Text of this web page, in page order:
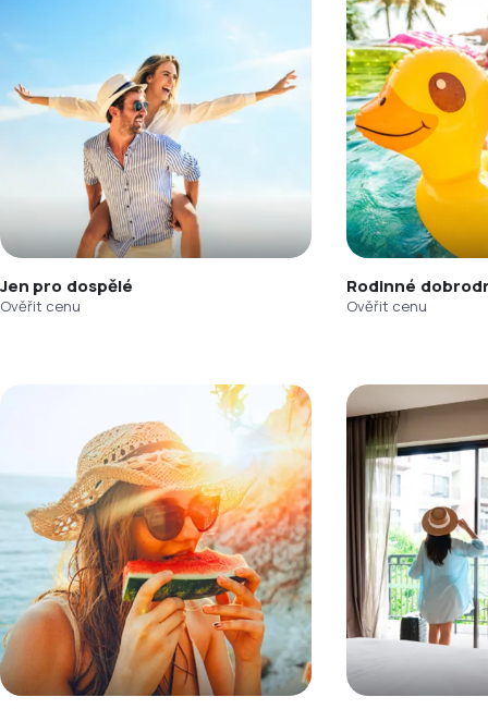
Jen pro dospělé
Ověřit cenu
Rodinné
Ověřit cenu